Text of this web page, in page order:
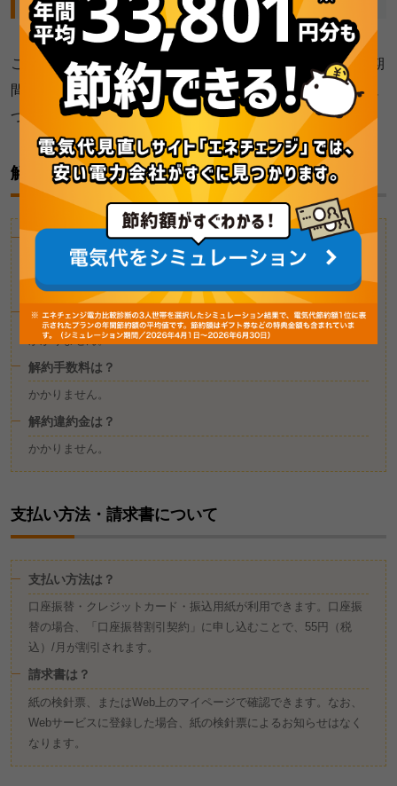
ここでは、関西電力「従量電灯A」「従量電灯B」の契約期
間や請求書の確認方法、解約違約金の有無など契約内容に
ついてご紹介します。
解約違約金・解約手数料などについて
契約期間は？
需給契約が成立した日から、料金適用開始の日が属する年度の末
日まで（以降、1年ごとに自動更新）となっています。
契約手数料は？
かかりません。
解約手数料は？
かかりません。
解約違約金は？
かかりません。
支払い方法・請求書について
支払い方法は？
口座振替・クレジットカード・振込用紙が利用できます。口座振
替の場合、「口座振替割引契約」に申し込むことで、55円（税
込）/月が割引されます。
請求書は？
紙の検針票、またはWeb上のマイページで確認できます。なお、
Webサービスに登録した場合、紙の検針票によるお知らせはなく
なります。